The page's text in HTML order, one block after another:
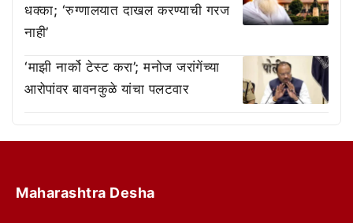
धक्का; ‘रुग्णालयात दाखल करण्याची गरज
नाही’
‘माझी नार्को टेस्ट करा’; मनोज जरांगेंच्या
आरोपांवर बावनकुळे यांचा पलटवार
Maharashtra Desha